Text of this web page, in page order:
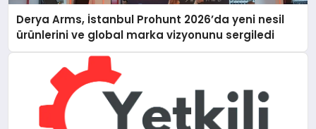
Derya Arms, İstanbul Prohunt 2026’da yeni nesil
ürünlerini ve global marka vizyonunu sergiledi